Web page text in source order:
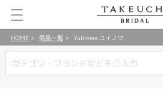
HOME 商品一覧 Yuinowa ユイノワ